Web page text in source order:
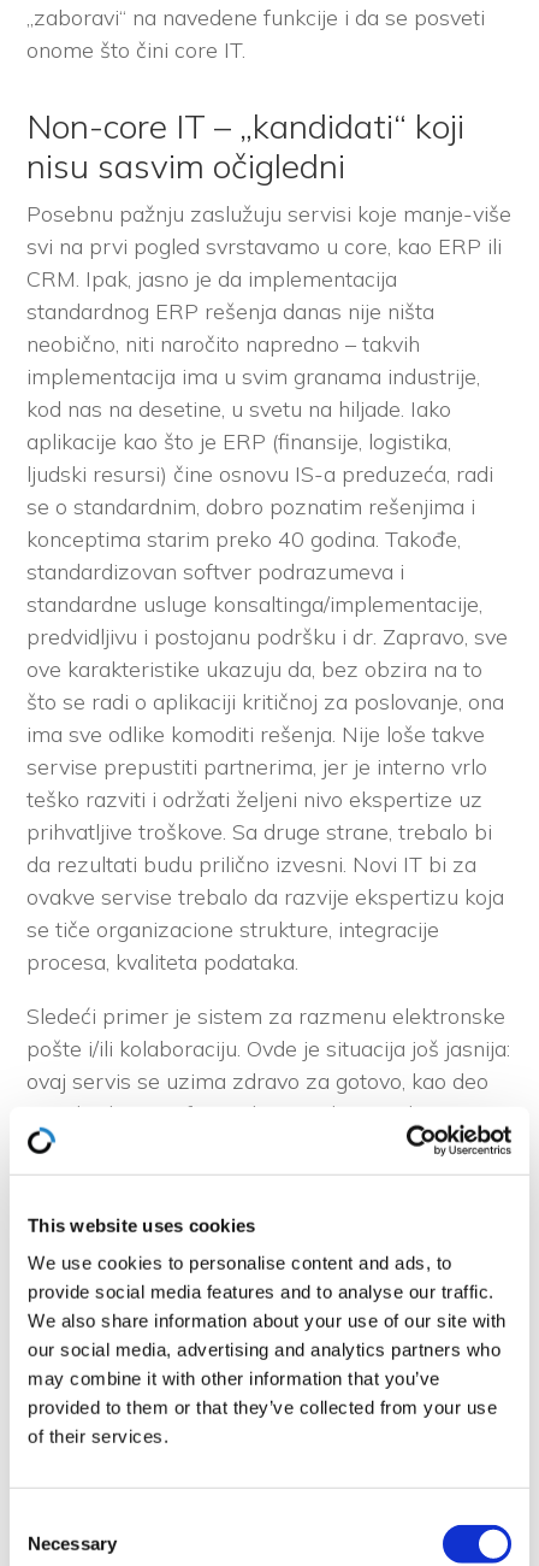
This website uses cookies
We use cookies to personalise content and ads, to
provide social media features and to analyse our traffic.
We also share information about your use of our site with
our social media, advertising and analytics partners who
may combine it with other information that you’ve
provided to them or that they’ve collected from your use
of their services.
Selection
Necessary
„zaboravi“ na navedene funkcije i da se posveti
onome što čini core IT.
Non-core IT – „kandidati“ koji
nisu sasvim očigledni
Posebnu pažnju zaslužuju servisi koje manje-više
svi na prvi pogled svrstavamo u core, kao ERP ili
CRM. Ipak, jasno je da implementacija
standardnog ERP rešenja danas nije ništa
neobično, niti naročito napredno – takvih
implementacija ima u svim granama industrije,
kod nas na desetine, u svetu na hiljade. Iako
aplikacije kao što je ERP (finansije, logistika,
ljudski resursi) čine osnovu IS-a preduzeća, radi
se o standardnim, dobro poznatim rešenjima i
konceptima starim preko 40 godina. Takođe,
standardizovan softver podrazumeva i
standardne usluge konsaltinga/implementacije,
predvidljivu i postojanu podršku i dr. Zapravo, sve
ove karakteristike ukazuju da, bez obzira na to
što se radi o aplikaciji kritičnoj za poslovanje, ona
ima sve odlike komoditi rešenja. Nije loše takve
servise prepustiti partnerima, jer je interno vrlo
teško razviti i održati željeni nivo ekspertize uz
prihvatljive troškove. Sa druge strane, trebalo bi
da rezultati budu prilično izvesni. Novi IT bi za
ovakve servise trebalo da razvije ekspertizu koja
se tiče organizacione strukture, integracije
procesa, kvaliteta podataka.
Sledeći primer je sistem za razmenu elektronske
pošte i/ili kolaboraciju. Ovde je situacija još jasnija:
ovaj servis se uzima zdravo za gotovo, kao deo
standardne IT infrastrukture. I da ne nabrajamo
dalje, „kandidata“ koje na prvi pogled i nismo
očekivali ima dosta.
Core IT funkcije, ili šta „ostaje“
Novom IT-ju
Suština koncepta nije u tome šta „ostaje“ kada se
izvrši outsourcing navedenih funkcija, već šta
zaista ne može da se prepusti nikom drugom.
Core IT, dakle, čine upravo takve funkcije:
pokrivaju sve core procese, arhitektura i